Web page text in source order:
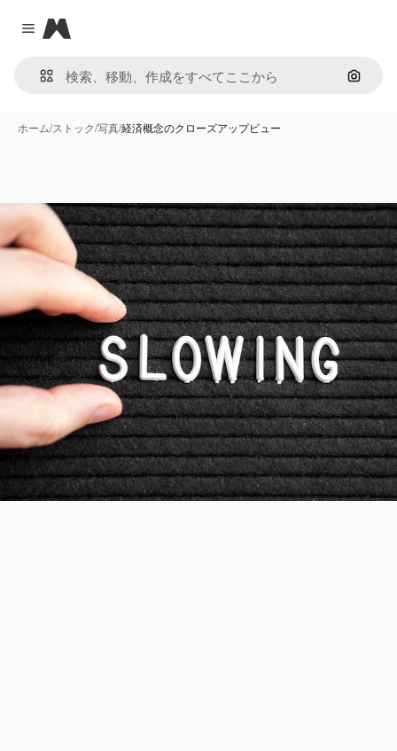
Close menu
Magnific
画像で
ホーム/ストック/写真/経済概念のクローズアップビュー